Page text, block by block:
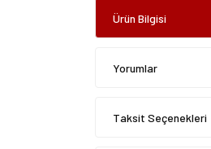
Ürün Bilgisi
Yorumlar
Taksit Seçenekleri